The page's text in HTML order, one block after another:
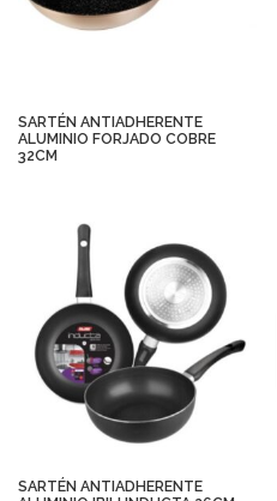
SARTÉN ANTIADHERENTE
ALUMINIO FORJADO COBRE
32CM
SARTÉN ANTIADHERENTE